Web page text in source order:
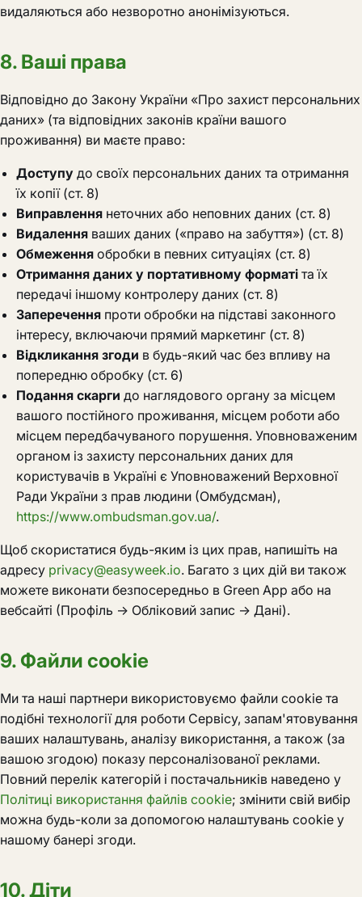
видаляються або незворотно анонімізуються.
8. Ваші права
Відповідно до Закону України «Про захист персональних
даних» (та відповідних законів країни вашого
проживання) ви маєте право:
Доступу до своїх персональних даних та отримання
їх копії (ст. 8)
Виправлення неточних або неповних даних (ст. 8)
Видалення ваших даних («право на забуття») (ст. 8)
Обмеження обробки в певних ситуаціях (ст. 8)
Отримання даних у портативному форматі та їх
передачі іншому контролеру даних (ст. 8)
Заперечення проти обробки на підставі законного
інтересу, включаючи прямий маркетинг (ст. 8)
Відкликання згоди в будь-який час без впливу на
попередню обробку (ст. 6)
Подання скарги до наглядового органу за місцем
вашого постійного проживання, місцем роботи або
місцем передбачуваного порушення. Уповноваженим
органом із захисту персональних даних для
користувачів в Україні є Уповноважений Верховної
Ради України з прав людини (Омбудсман),
https://www.ombudsman.gov.ua/.
Щоб скористатися будь-яким із цих прав, напишіть на
адресу privacy@easyweek.io. Багато з цих дій ви також
можете виконати безпосередньо в Green App або на
вебсайті (Профіль → Обліковий запис → Дані).
9. Файли cookie
Ми та наші партнери використовуємо файли cookie та
подібні технології для роботи Сервісу, запам'ятовування
ваших налаштувань, аналізу використання, а також (за
вашою згодою) показу персоналізованої реклами.
Повний перелік категорій і постачальників наведено у
Політиці використання файлів cookie; змінити свій вибір
можна будь-коли за допомогою налаштувань cookie у
нашому банері згоди.
10. Діти